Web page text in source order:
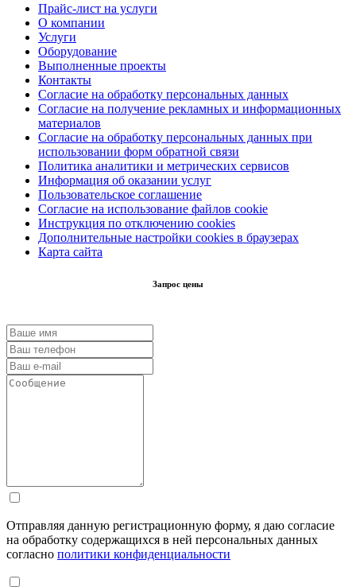
Прайс-лист на услуги
О компании
Услуги
Оборудование
Выполненные проекты
Контакты
Согласие на обработку персональных данных
Согласие на получение рекламных и информационных
материалов
Согласие на обработку персональных данных при
использовании форм обратной связи
Политика аналитики и метрических сервисов
Информация об оказании услуг
Пользовательское соглашение
Согласие на использование файлов cookie
Инструкция по отключению cookies
Дополнительные настройки cookies в браузерах
Карта сайта
Запрос цены
Отправляя данную регистрационную форму, я даю согласие
на обработку содержащихся в ней персональных данных
согласно политики конфиденциальности